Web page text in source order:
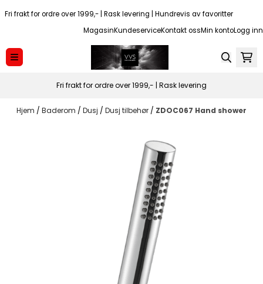
Hopp til innhold
Fri frakt for ordre over 1999,- | Rask levering | Hundrevis av favoritter
MagasinKundeserviceKontakt ossMin kontoLogg inn
Fri frakt for ordre over 1999,- | Rask levering
Hjem / Baderom / Dusj / Dusj tilbehør / ZDOC067 Hand shower